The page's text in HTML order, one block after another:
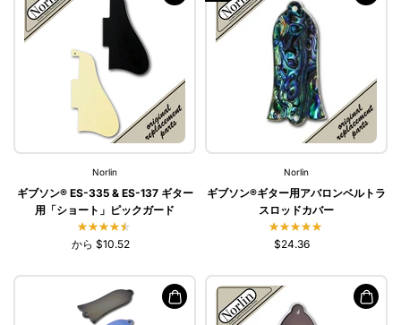
Norlin
ギブソン® ES-335 & ES-137 ギター
用「ショート」ピックガード
から $10.52
Norlin
ギブソン®ギター用アバロンベルトラ
スロッドカバー
$24.36